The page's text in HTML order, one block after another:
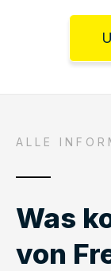
ALLE
Was
von